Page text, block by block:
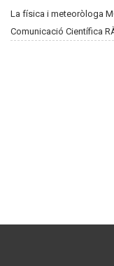
La física i meteoròloga
Comunicació Científica